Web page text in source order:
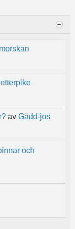
av Gädd-jos
och